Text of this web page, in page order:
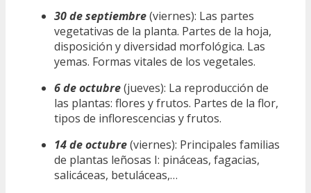
30 de septiembre(viernes): Las partes
vegetativas de la planta. Partes de la hoja,
disposición y diversidad morfológica. Las
yemas. Formas vitales de los vegetales.
6 de octubre(jueves): La reproducción de
las plantas: flores y frutos. Partes de la flor,
tipos de inflorescencias y frutos.
14 de octubre(viernes): Principales familias
de plantas leñosas I: pináceas, fagacias,
salicáceas, betuláceas,…